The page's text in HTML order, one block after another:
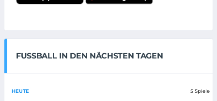
FUSSBALL IN DEN NÄCHSTEN TAGEN
HEUTE 5 Spiele